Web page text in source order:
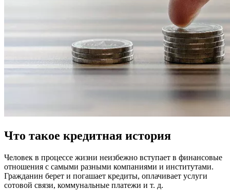
Что такое кредитная история
Человек в процессе жизни неизбежно вступает в финансовые
отношения с самыми разными компаниями и институтами.
Гражданин берет и погашает кредиты, оплачивает услуги
сотовой связи, коммунальные платежи и т. д.